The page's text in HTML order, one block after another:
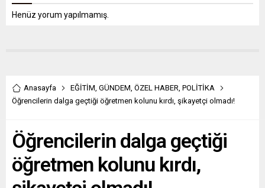
Henüz yorum yapılmamış.
Anasayfa EĞİTİM, GÜNDEM, ÖZEL HABER, POLİTİKA
Öğrencilerin dalga geçtiği öğretmen kolunu kırdı, şikayetçi olmadı!
Öğrencilerin dalga geçtiği
öğretmen kolunu kırdı,